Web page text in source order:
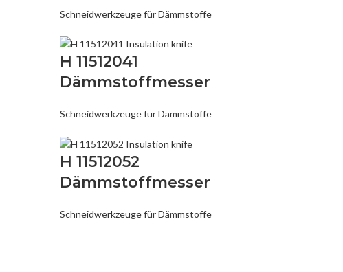
Schneidwerkzeuge für Dämmstoffe
H 11512041
Dämmstoffmesser
Schneidwerkzeuge für Dämmstoffe
H 11512052
Dämmstoffmesser
Schneidwerkzeuge für Dämmstoffe